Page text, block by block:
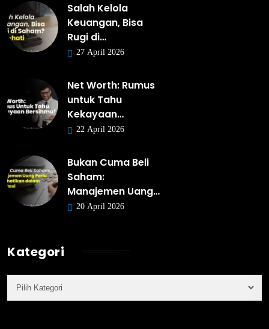
Salah Kelola
Keuangan, Bisa
Rugi di…
27 April 2026
Net Worth: Rumus
untuk Tahu
Kekayaan…
22 April 2026
Bukan Cuma Beli
Saham:
Manajemen Uang…
20 April 2026
Kategori